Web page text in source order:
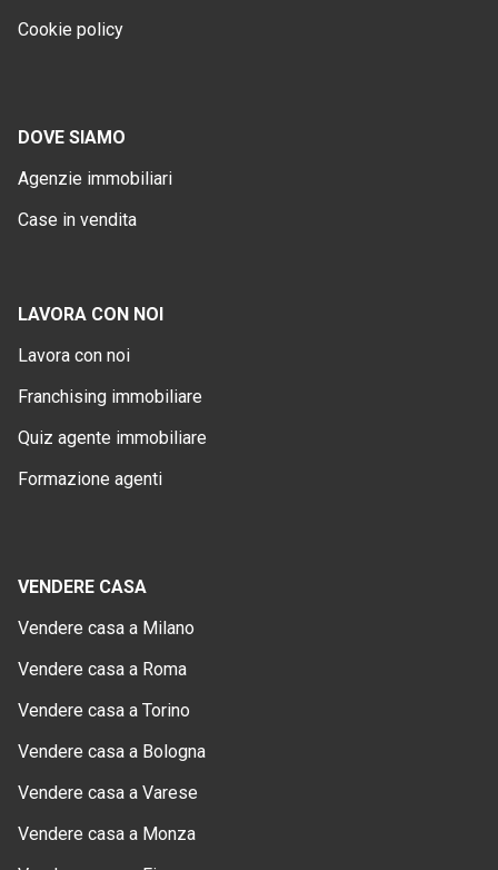
Cookie policy
DOVE SIAMO
Agenzie immobiliari
Case in vendita
LAVORA CON NOI
Lavora con noi
Franchising immobiliare
Quiz agente immobiliare
Formazione agenti
VENDERE CASA
Vendere casa a Milano
Vendere casa a Roma
Vendere casa a Torino
Vendere casa a Bologna
Vendere casa a Varese
Vendere casa a Monza